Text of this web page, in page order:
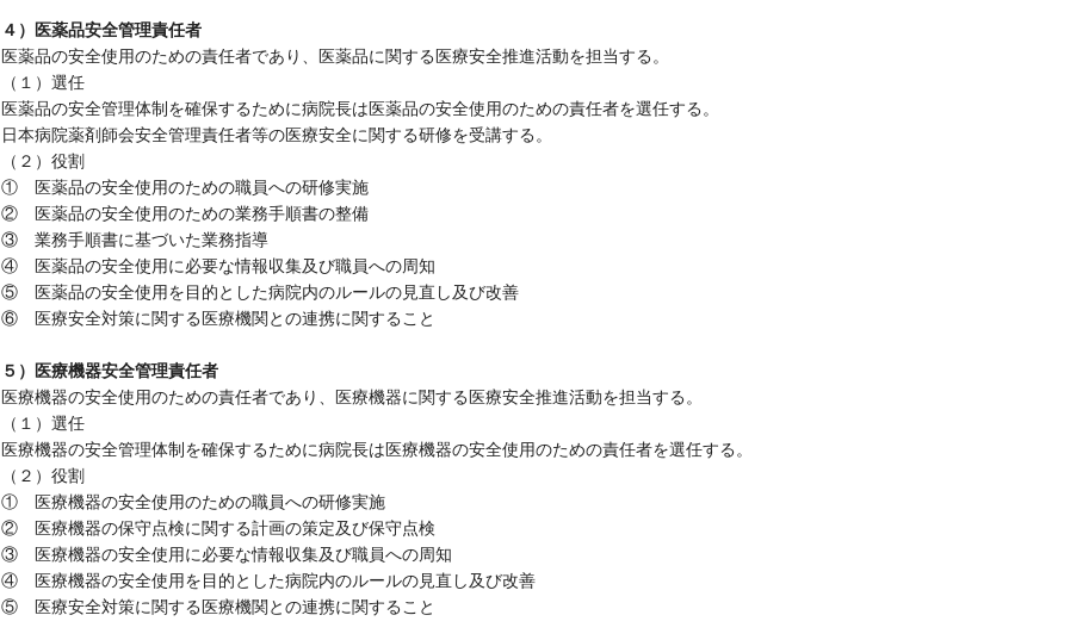
４）医薬品安全管理責任者
医薬品の安全使用のための責任者であり、医薬品に関する医療安全推進活動を担当する。
（１）選任
医薬品の安全管理体制を確保するために病院長は医薬品の安全使用のための責任者を選任する。
日本病院薬剤師会安全管理責任者等の医療安全に関する研修を受講する。
（２）役割
① 医薬品の安全使用のための職員への研修実施
② 医薬品の安全使用のための業務手順書の整備
③ 業務手順書に基づいた業務指導
④ 医薬品の安全使用に必要な情報収集及び職員への周知
⑤ 医薬品の安全使用を目的とした病院内のルールの見直し及び改善
⑥ 医療安全対策に関する医療機関との連携に関すること
５）医療機器安全管理責任者
医療機器の安全使用のための責任者であり、医療機器に関する医療安全推進活動を担当する。
（１）選任
医療機器の安全管理体制を確保するために病院長は医療機器の安全使用のための責任者を選任する。
（２）役割
① 医療機器の安全使用のための職員への研修実施
② 医療機器の保守点検に関する計画の策定及び保守点検
③ 医療機器の安全使用に必要な情報収集及び職員への周知
④ 医療機器の安全使用を目的とした病院内のルールの見直し及び改善
⑤ 医療安全対策に関する医療機関との連携に関すること